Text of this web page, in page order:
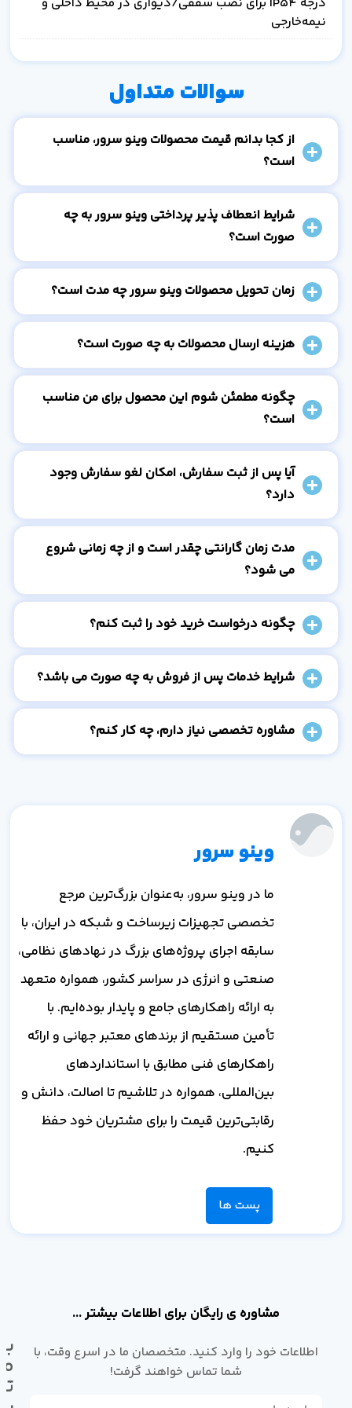
نیمه‌خارجی
سوالات متداول
از کجا بدانم قیمت محصولات وینو سرور، مناسب
است؟
شرایط انعطاف پذیر پرداختی وینو سرور به چه
صورت است؟
زمان تحویل محصولات وینو سرور چه مدت است؟
هزینه ارسال محصولات به چه صورت است؟
چگونه مطمئن شوم این محصول برای من مناسب
است؟
آیا پس از ثبت سفارش، امکان لغو سفارش وجود
دارد؟
مدت زمان گارانتی چقدر است و از چه زمانی شروع
می شود؟
چگونه درخواست خرید خود را ثبت کنم؟
شرایط خدمات پس از فروش به چه صورت می باشد؟
مشاوره تخصصی نیاز دارم، چه کار کنم؟
وینو سرور
ما در وینو سرور، به‌عنوان بزرگ‌ترین مرجع
تخصصی تجهیزات زیرساخت و شبکه در ایران، با
سابقه اجرای پروژه‌های بزرگ در نهادهای نظامی،
صنعتی و انرژی در سراسر کشور، همواره متعهد
به ارائه راهکارهای جامع و پایدار بوده‌ایم. با
تأمین مستقیم از برندهای معتبر جهانی و ارائه
راهکارهای فنی مطابق با استانداردهای
بین‌المللی، همواره در تلاشیم تا اصالت، دانش و
رقابتی‌ترین قیمت را برای مشتریان خود حفظ
کنیم.
پست ها
مشاوره ی رایگان برای اطلاعات بیشتر ...
اطلاعات خود را وارد کنید. متخصصان ما در اسرع وقت، با
شما تماس خواهند گرفت!
با